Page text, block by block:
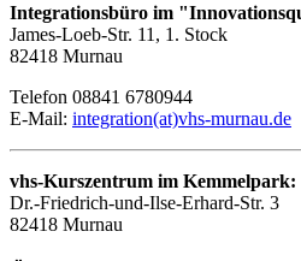
Integrationsbüro im
James-Loeb-Str. 11, 1. Stock
82418 Murnau
Telefon 08841 6780944
E-Mail: integration(at)vhs-murnau.de
vhs-Kurszentrum im Kemmelpark:
Dr.-Friedrich-und-Ilse-Erhard-Str. 3
82418 Murnau